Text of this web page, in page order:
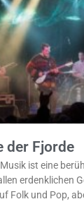
der Fjorde
ist eine
erdenklichen
Folk und Pop,